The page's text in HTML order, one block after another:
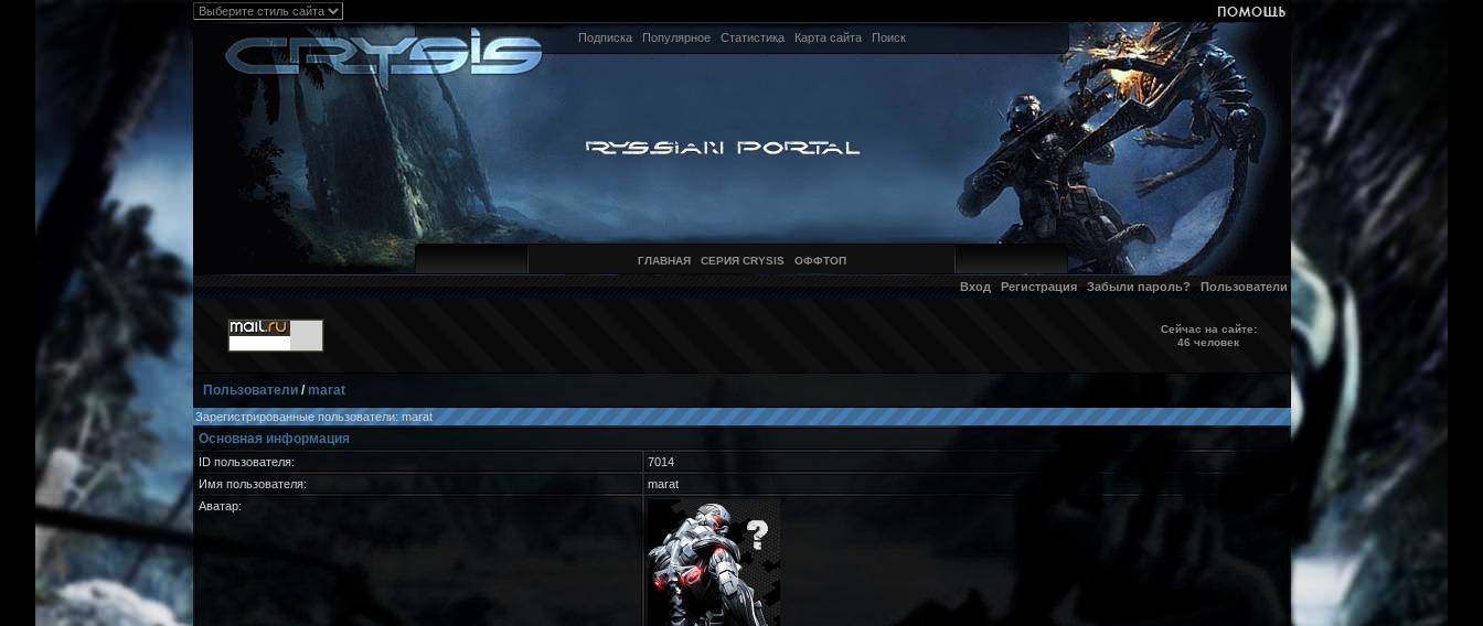
Подписка Популярное Статистика Карта сайта Поиск
ГЛАВНАЯ СЕРИЯ CRYSIS ОФФТОП
Вход Регистрация Забыли пароль? Пользователи
Сейчас на сайте:
46 человек
Пользователи/marat
Зарегистрированные пользователи: marat
Основная информация
ID пользователя:
7014
Имя пользователя:
marat
Аватар: